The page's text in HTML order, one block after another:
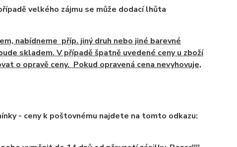
velkého zájmu se může dodací lhůta
nabídneme příp. jinýdruh nebo jiné barevné
skladem. V případě špatně uvedené ceny u zboží
o opravě ceny. Pokud opravená cena nevyhovuje,
- ceny k poštovnému najdete na tomto odkazu: